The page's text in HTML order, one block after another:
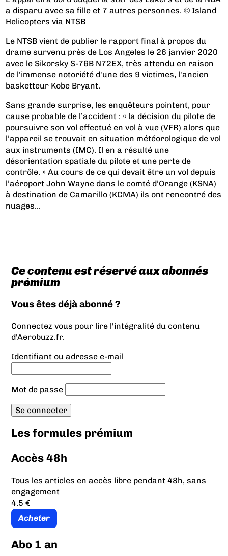
a disparu avec sa fille et 7 autres personnes. © Island
Helicopters via NTSB
Le NTSB vient de publier le rapport final à propos du
drame survenu près de Los Angeles le 26 janvier 2020
avec le Sikorsky S-76B N72EX, très attendu en raison
de l'immense notoriété d'une des 9 victimes, l'ancien
basketteur Kobe Bryant.
Sans grande surprise, les enquêteurs pointent, pour
cause probable de l’accident : « la décision du pilote de
poursuivre son vol effectué en vol à vue (VFR) alors que
l’appareil se trouvait en situation météorologique de vol
aux instruments (IMC). Il en a résulté une
désorientation spatiale du pilote et une perte de
contrôle. » Au cours de ce qui devait être un vol depuis
l’aéroport John Wayne dans le comté d’Orange (KSNA)
à destination de Camarillo (KCMA) ils ont rencontré des
nuages...
Ce contenu est réservé aux abonnés
prémium
Vous êtes déjà abonné ?
Connectez vous pour lire l'intégralité du contenu
d'Aerobuzz.fr.
Identifiant ou adresse e-mail
Mot de passe
Les formules prémium
Accès 48h
Tous les articles en accès libre pendant 48h, sans
engagement
4.5 €
Acheter
Abo 1 an